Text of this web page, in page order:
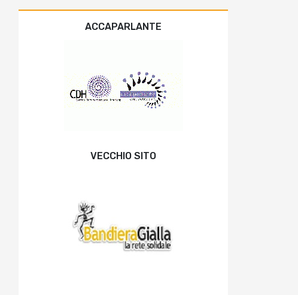
ACCAPARLANTE
VECCHIO SITO